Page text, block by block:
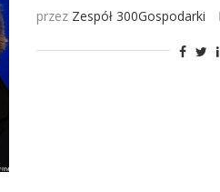
przez Zespół 300Gospodarki